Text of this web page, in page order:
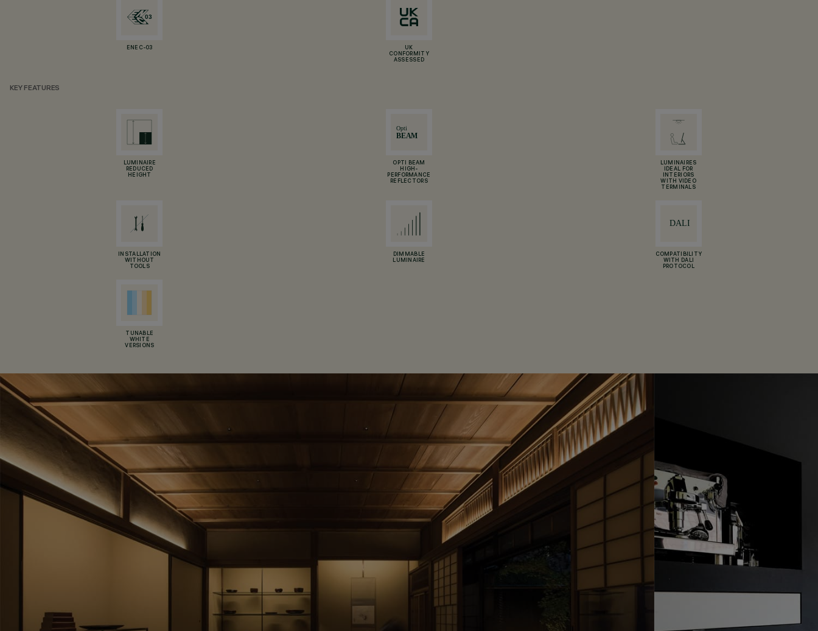
ENEC-03
UK
CONFORMITY
ASSESSED
KEY FEATURES
LUMINAIRE
REDUCED
HEIGHT
OPTI BEAM
HIGH-
PERFORMANCE
REFLECTORS
LUMINAIRES
IDEAL FOR
INTERIORS
WITH VIDEO
TERMINALS
INSTALLATION
WITHOUT
TOOLS
DIMMABLE
LUMINAIRE
COMPATIBILITY
WITH DALI
PROTOCOL
TUNABLE
WHITE
VERSIONS